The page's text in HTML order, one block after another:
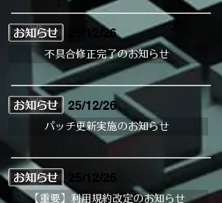
25/12/26
不具合修正完了のお知らせ
25/12/26
パッチ更新実施のお知らせ
25/12/26
【重要】利用規約改定のお知らせ